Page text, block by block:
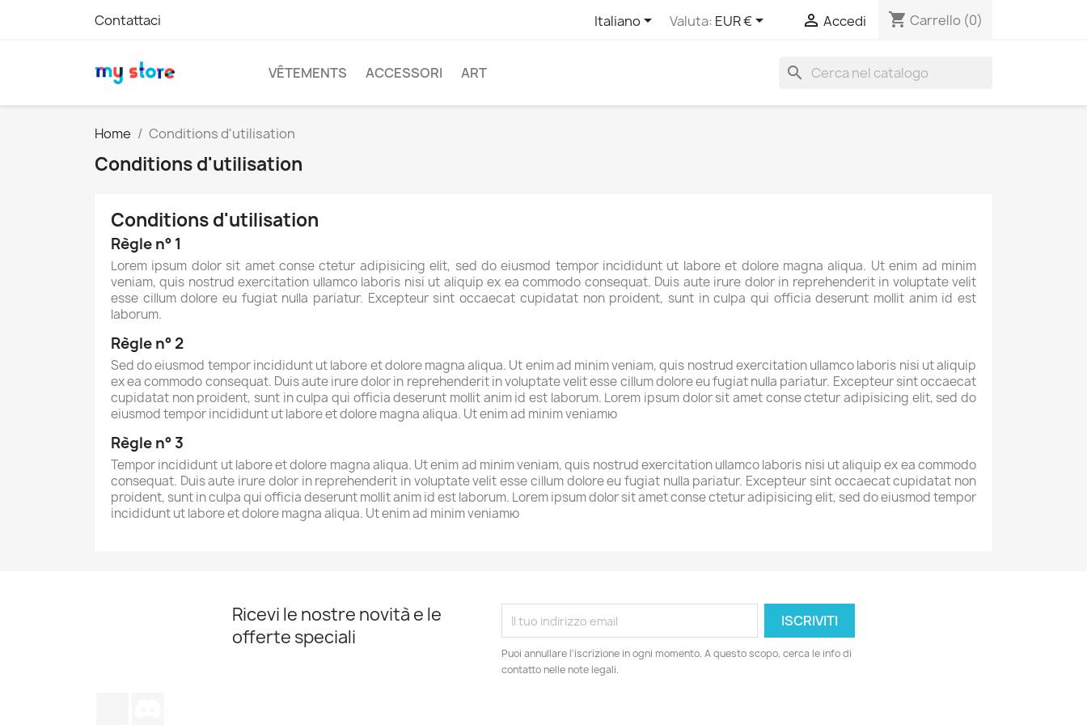
Contattaci Italiano Valuta: EUR €  Accedi shopping_cart Carrello (0)
VÊTEMENTS ACCESSORI ART search
Home Conditions d'utilisation
Conditions d'utilisation
Conditions d'utilisation
Règle n° 1
Lorem ipsum dolor sit amet conse ctetur adipisicing elit, sed do eiusmod tempor incididunt ut labore et dolore magna aliqua. Ut enim ad minim
veniam, quis nostrud exercitation ullamco laboris nisi ut aliquip ex ea commodo consequat. Duis aute irure dolor in reprehenderit in voluptate velit
esse cillum dolore eu fugiat nulla pariatur. Excepteur sint occaecat cupidatat non proident, sunt in culpa qui officia deserunt mollit anim id est
laborum.
Règle n° 2
Sed do eiusmod tempor incididunt ut labore et dolore magna aliqua. Ut enim ad minim veniam, quis nostrud exercitation ullamco laboris nisi ut aliquip
ex ea commodo consequat. Duis aute irure dolor in reprehenderit in voluptate velit esse cillum dolore eu fugiat nulla pariatur. Excepteur sint occaecat
cupidatat non proident, sunt in culpa qui officia deserunt mollit anim id est laborum. Lorem ipsum dolor sit amet conse ctetur adipisicing elit, sed do
eiusmod tempor incididunt ut labore et dolore magna aliqua. Ut enim ad minim veniamю
Règle n° 3
Tempor incididunt ut labore et dolore magna aliqua. Ut enim ad minim veniam, quis nostrud exercitation ullamco laboris nisi ut aliquip ex ea commodo
consequat. Duis aute irure dolor in reprehenderit in voluptate velit esse cillum dolore eu fugiat nulla pariatur. Excepteur sint occaecat cupidatat non
proident, sunt in culpa qui officia deserunt mollit anim id est laborum. Lorem ipsum dolor sit amet conse ctetur adipisicing elit, sed do eiusmod tempor
incididunt ut labore et dolore magna aliqua. Ut enim ad minim veniamю
Ricevi le nostre novità e le
offerte speciali
Puoi annullare l'iscrizione in ogni momento. A questo scopo, cerca le info di
contatto nelle note legali.